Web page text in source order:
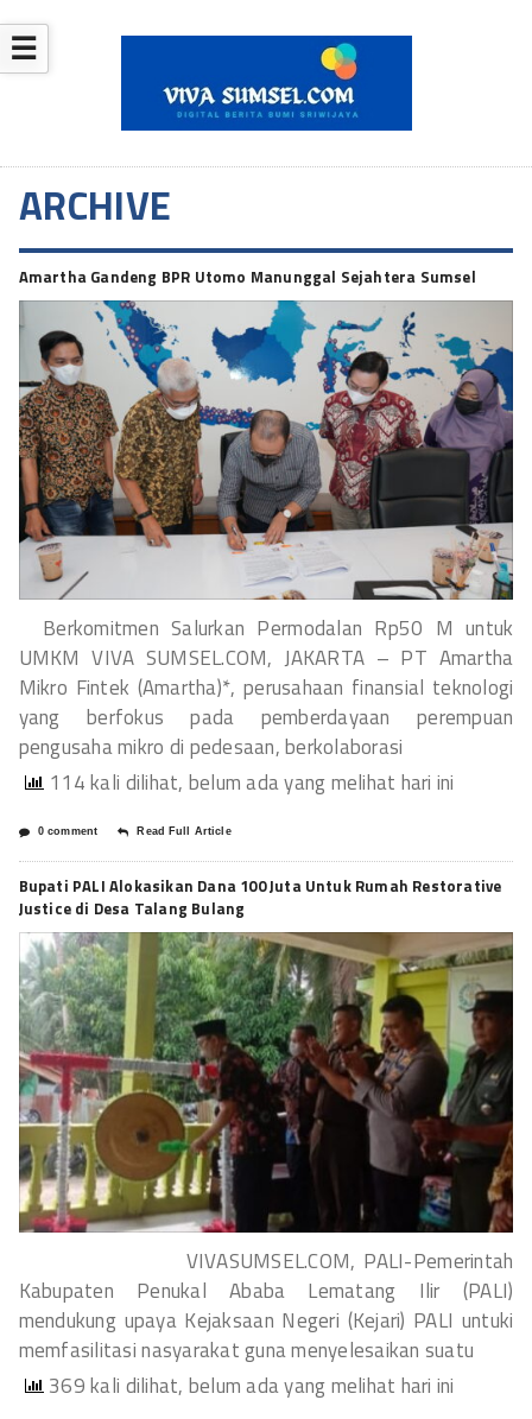
☰
ARCHIVE
Amartha Gandeng BPR Utomo Manunggal Sejahtera Sumsel
Berkomitmen Salurkan Permodalan Rp50 M untuk
UMKM VIVA SUMSEL.COM, JAKARTA – PT Amartha
Mikro Fintek (Amartha)*, perusahaan finansial teknologi
yang berfokus pada pemberdayaan perempuan
pengusaha mikro di pedesaan, berkolaborasi
114 kali dilihat, belum ada yang melihat hari ini
0 comment Read Full Article
Bupati PALI Alokasikan Dana 100 Juta Untuk Rumah Restorative
Justice di Desa Talang Bulang
VIVASUMSEL.COM, PALI-Pemerintah
Kabupaten Penukal Ababa Lematang Ilir (PALI)
mendukung upaya Kejaksaan Negeri (Kejari) PALI untuki
memfasilitasi nasyarakat guna menyelesaikan suatu
369 kali dilihat, belum ada yang melihat hari ini